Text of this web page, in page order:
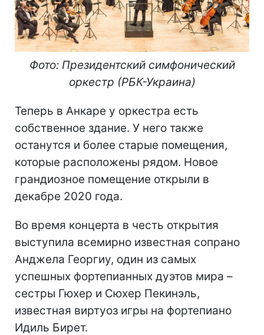
Фото: Президентский симфонический
оркестр (РБК-Украина)
Теперь в Анкаре у оркестра есть
собственное здание. У него также
останутся и более старые помещения,
которые расположены рядом. Новое
грандиозное помещение открыли в
декабре 2020 года.
Во время концерта в честь открытия
выступила всемирно известная сопрано
Анджела Георгиу, один из самых
успешных фортепианных дуэтов мира –
сестры Гюхер и Сюхер Пекинэль,
известная виртуоз игры на фортепиано
Идиль Бирет.